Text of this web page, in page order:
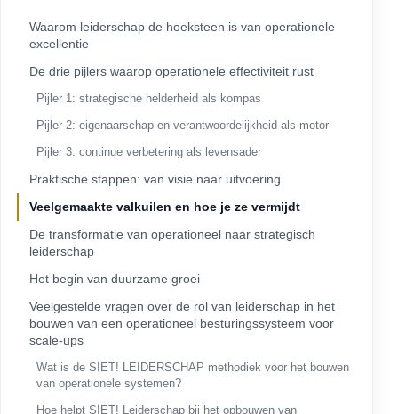
Waarom leiderschap de hoeksteen is van operationele
excellentie
De drie pijlers waarop operationele effectiviteit rust
Pijler 1: strategische helderheid als kompas
Pijler 2: eigenaarschap en verantwoordelijkheid als motor
Pijler 3: continue verbetering als levensader
Praktische stappen: van visie naar uitvoering
Veelgemaakte valkuilen en hoe je ze vermijdt
De transformatie van operationeel naar strategisch
leiderschap
Het begin van duurzame groei
Veelgestelde vragen over de rol van leiderschap in het
bouwen van een operationeel besturingssysteem voor
scale-ups
Wat is de SIET! LEIDERSCHAP methodiek voor het bouwen
van operationele systemen?
Hoe helpt SIET! Leiderschap bij het opbouwen van